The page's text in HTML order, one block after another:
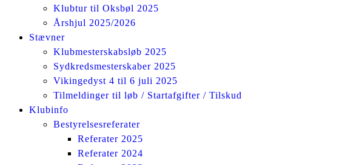
Klubtur til Oksbøl 2025
Årshjul 2025/2026
Stævner
Klubmesterskabsløb 2025
Sydkredsmesterskaber 2025
Vikingedyst 4 til 6 juli 2025
Tilmeldinger til løb / Startafgifter / Tilskud
Klubinfo
Bestyrelsesreferater
Referater 2025
Referater 2024